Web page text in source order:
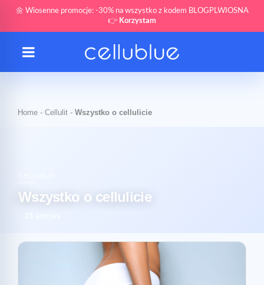
🌼 Wiosenne promocje: -30% na wszystko z kodem BLOGPLWIOSNA
👉 Korzystam
Home - Cellulit - Wszystko o cellulicie
Wszystko o cellulicie